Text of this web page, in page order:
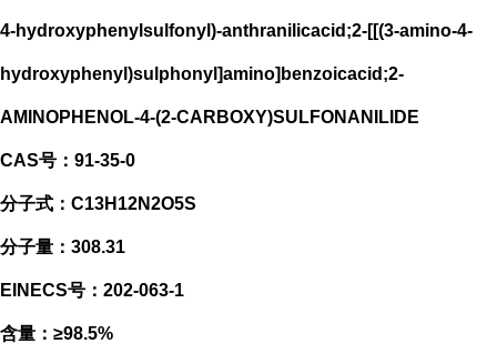
4-hydroxyphenylsulfonyl)-anthranilicacid;2-[[(3-amino-4-
hydroxyphenyl)sulphonyl]amino]benzoicacid;2-
AMINOPHENOL-4-(2-CARBOXY)SULFONANILIDE
CAS号：91-35-0
分子式：C13H12N2O5S
分子量：308.31
EINECS号：202-063-1
含量：≥98.5%